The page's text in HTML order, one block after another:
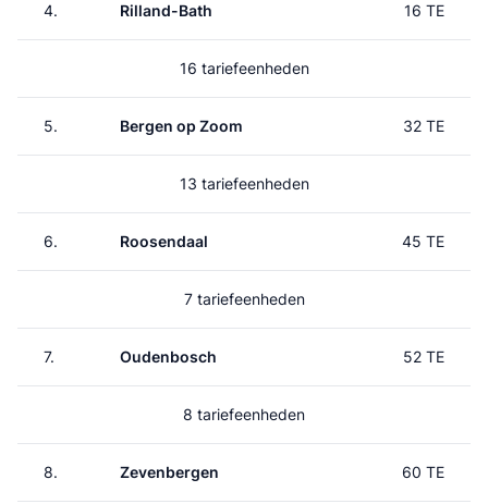
4. Rilland-Bath 16 TE
16 tariefeenheden
5. Bergen op Zoom 32 TE
13 tariefeenheden
6. Roosendaal 45 TE
7 tariefeenheden
7. Oudenbosch 52 TE
8 tariefeenheden
8. Zevenbergen 60 TE